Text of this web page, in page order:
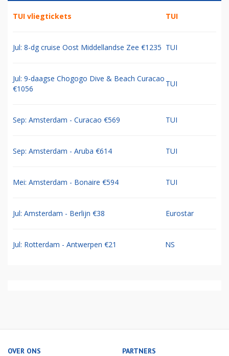
TUI vliegtickets TUI
Jul: 8-dg cruise Oost Middellandse Zee €1235 TUI
Jul: 9-daagse Chogogo Dive & Beach Curacao
€1056
TUI
Sep: Amsterdam - Curacao €569 TUI
Sep: Amsterdam - Aruba €614 TUI
Mei: Amsterdam - Bonaire €594 TUI
Jul: Amsterdam - Berlijn €38 Eurostar
Jul: Rotterdam - Antwerpen €21 NS
OVER ONS PARTNERS